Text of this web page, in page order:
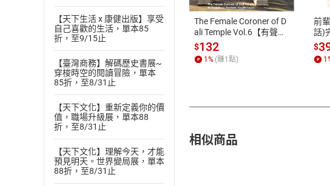
【天下生活 x 康健出版】享受
自己喜歡的生活，單本85
折，至9/15止
【臺灣商務】解碼歷史書展~
穿梭時空的閱讀冒險，單本
85折，至8/31止
【天下文化】重新定義你的價
值，職場升級展，單本88
折，至8/31止
【天下文化】理解今天，才能
預見明天。世界變局展，單本
88折，至8/31止
The Female Coroner of D
ali Temple Vol.6【有聲
書】
$132
1% (賺1點)
前
話)
$
1
相似商品